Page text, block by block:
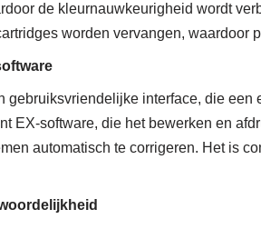
de kleurnauwkeurigheid wordt
worden vervangen, waardoor
gebruiksvriendelijke interface, die
EX-software, die het bewerken en
automatisch te corrigeren. Het is